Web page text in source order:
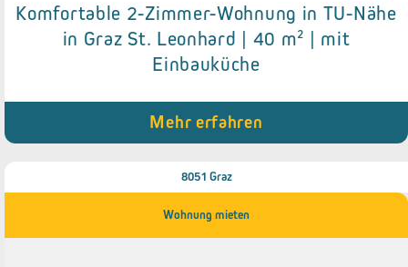
Details zum Objekt
● Gemeinschaftsbalkon
Komfortable 2-Zimmer-Wohnung in TU-Nähe
in Graz St. Leonhard | 40 m² | mit
Einbauküche
Mehr erfahren
8051 Graz
Wohnung mieten